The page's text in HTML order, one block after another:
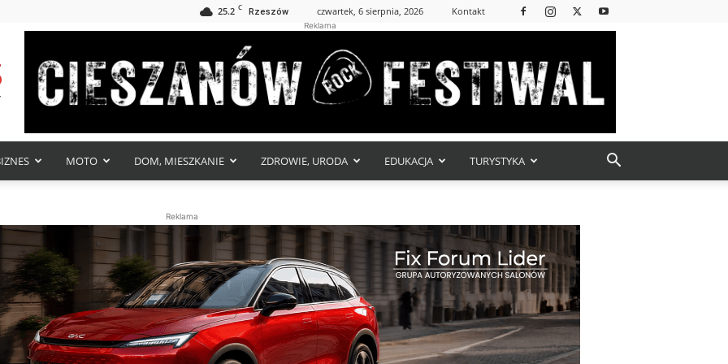
25.2 C Rzeszów czwartek, 6 sierpnia, 2026 Kontakt
Reklama
MOTO DOM, MIESZKANIE ZDROWIE, URODA EDUKACJA TURYSTYKA
Reklama